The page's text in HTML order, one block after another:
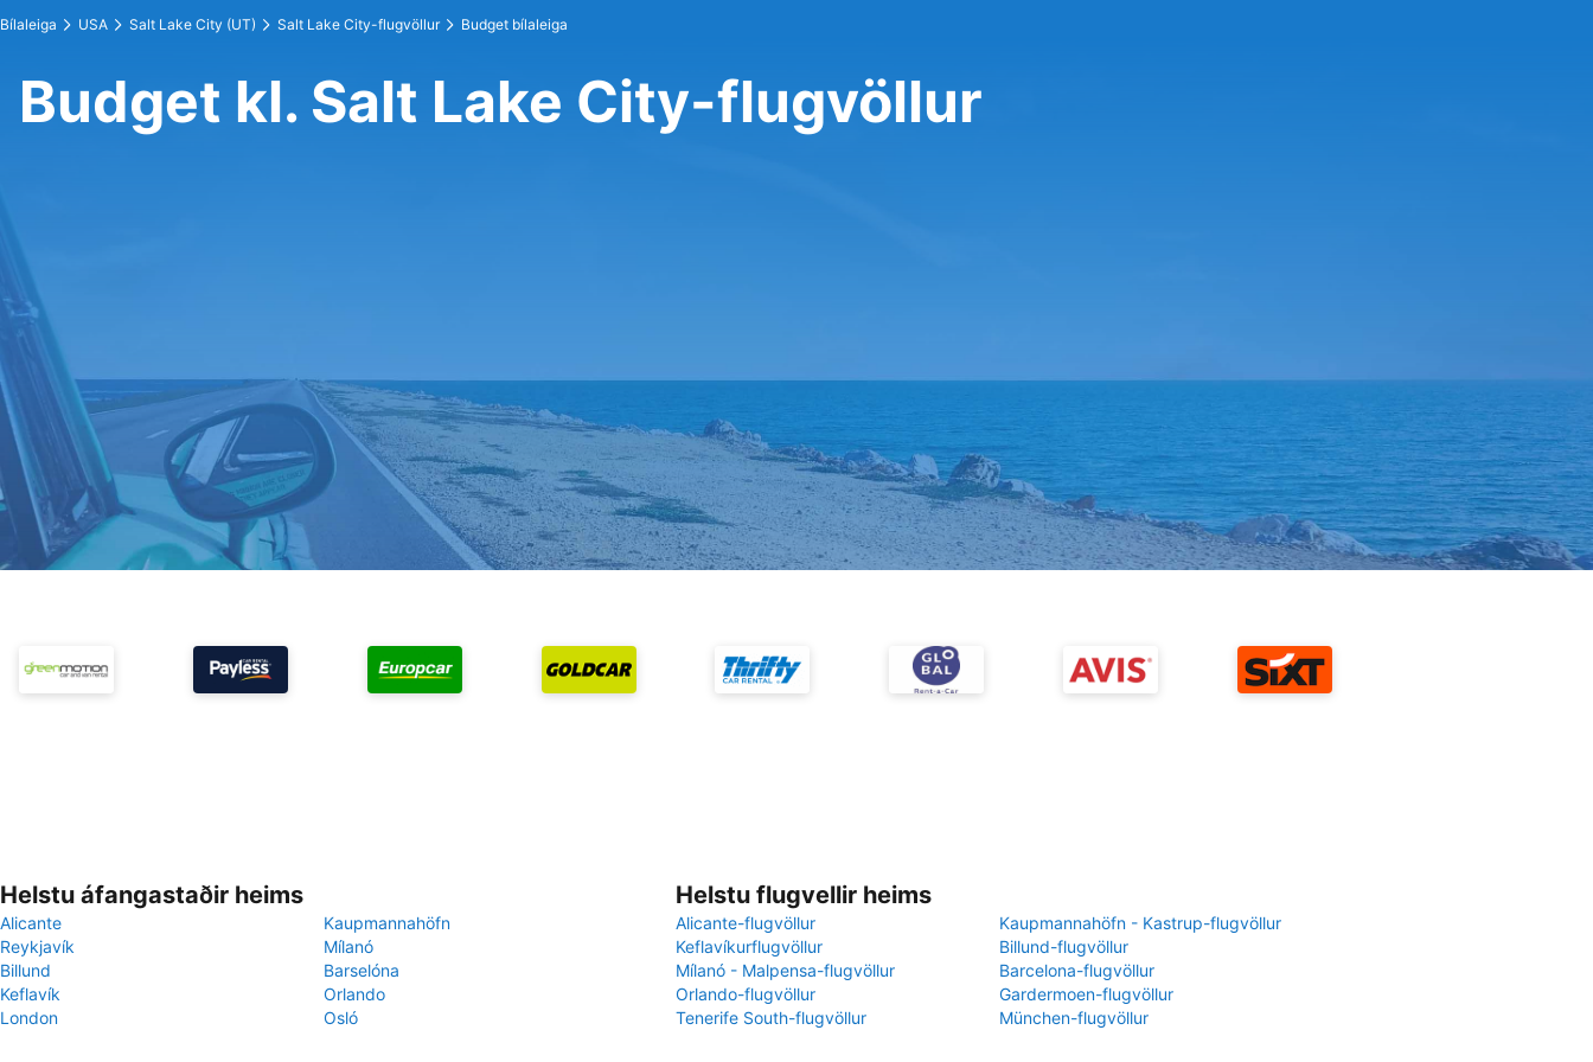
Bílaleiga USA Salt Lake City (UT) Salt Lake City-flugvöllur Budget bílaleiga
Budget kl. Salt Lake City-flugvöllur
Helstu áfangastaðir heims
Alicante
Kaupmannahöfn
Reykjavík
Mílanó
Billund
Barselóna
Keflavík
Orlando
London
Osló
Helstu flugvellir heims
Alicante-flugvöllur
Kaupmannahöfn - Kastrup-flugvöllur
Keflavíkurflugvöllur
Billund-flugvöllur
Mílanó - Malpensa-flugvöllur
Barcelona-flugvöllur
Orlando-flugvöllur
Gardermoen-flugvöllur
Tenerife South-flugvöllur
München-flugvöllur